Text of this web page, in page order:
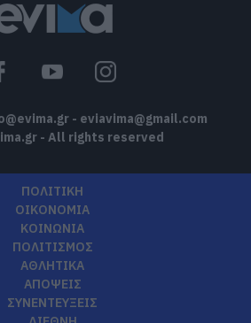
- eviavima@gmail.com
- All rights reserved
ΠΟΛΙΤΙΚΗ
ΟΙΚΟΝΟΜΙΑ
ΚΟΙΝΩΝΙΑ
ΠΟΛΙΤΙΣΜΟΣ
ΑΘΛΗΤΙΚΑ
ΑΠΟΨΕΙΣ
ΣΥΝΕΝΤΕΥΞΕΙΣ